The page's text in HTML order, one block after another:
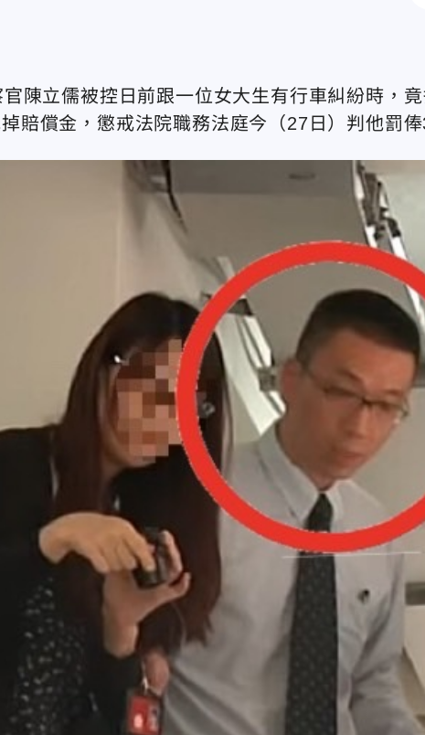
陳立儒被控日前跟一位女大生有行車糾紛時，
賠償金，懲戒法院職務法庭今（27日）判他罰俸